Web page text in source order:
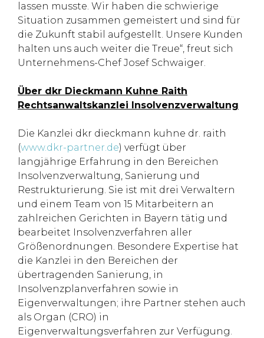
lassen musste. Wir haben die schwierige
Situation zusammen gemeistert und sind für
die Zukunft stabil aufgestellt. Unsere Kunden
halten uns auch weiter die Treue“, freut sich
Unternehmens-Chef Josef Schwaiger.
Über dkr Dieckmann Kuhne Raith
Rechtsanwaltskanzlei Insolvenzverwaltung
Die Kanzlei dkr dieckmann kuhne dr. raith
(www.dkr-partner.de) verfügt über
langjährige Erfahrung in den Bereichen
Insolvenzverwaltung, Sanierung und
Restrukturierung. Sie ist mit drei Verwaltern
und einem Team von 15 Mitarbeitern an
zahlreichen Gerichten in Bayern tätig und
bearbeitet Insolvenzverfahren aller
Größenordnungen. Besondere Expertise hat
die Kanzlei in den Bereichen der
übertragenden Sanierung, in
Insolvenzplanverfahren sowie in
Eigenverwaltungen; ihre Partner stehen auch
als Organ (CRO) in
Eigenverwaltungsverfahren zur Verfügung.